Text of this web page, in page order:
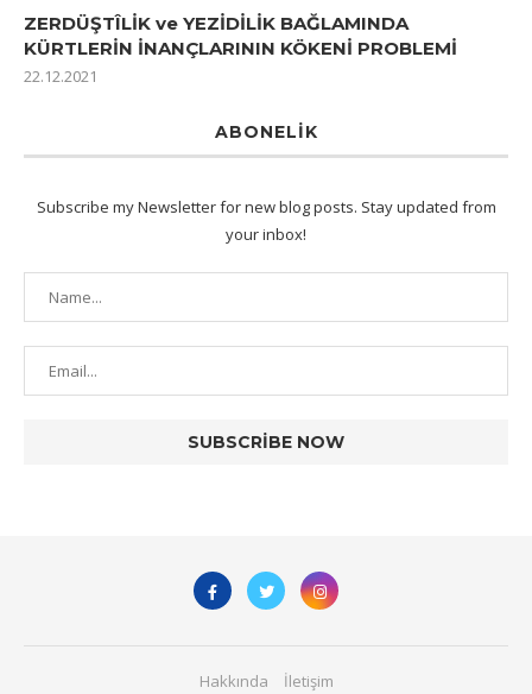
ZERDÜŞTÎLİK ve YEZİDİLİK BAĞLAMINDA
KÜRTLERİN İNANÇLARININ KÖKENİ PROBLEMİ
22.12.2021
ABONELIK
Subscribe my Newsletter for new blog posts. Stay updated from
your inbox!
Hakkında İletişim